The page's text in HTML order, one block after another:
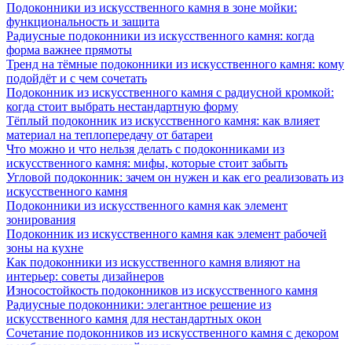
Подоконники из искусственного камня в зоне мойки:
функциональность и защита
Радиусные подоконники из искусственного камня: когда
форма важнее прямоты
Тренд на тёмные подоконники из искусственного камня: кому
подойдёт и с чем сочетать
Подоконник из искусственного камня с радиусной кромкой:
когда стоит выбрать нестандартную форму
Тёплый подоконник из искусственного камня: как влияет
материал на теплопередачу от батареи
Что можно и что нельзя делать с подоконниками из
искусственного камня: мифы, которые стоит забыть
Угловой подоконник: зачем он нужен и как его реализовать из
искусственного камня
Подоконники из искусственного камня как элемент
зонирования
Подоконник из искусственного камня как элемент рабочей
зоны на кухне
Как подоконники из искусственного камня влияют на
интерьер: советы дизайнеров
Износостойкость подоконников из искусственного камня
Радиусные подоконники: элегантное решение из
искусственного камня для нестандартных окон
Сочетание подоконников из искусственного камня с декором